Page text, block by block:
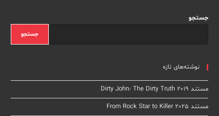
جستجو
جستجو
نوشته‌های تازه
مستند Dirty John: The Dirty Truth 2019
مستند From Rock Star to Killer 2025